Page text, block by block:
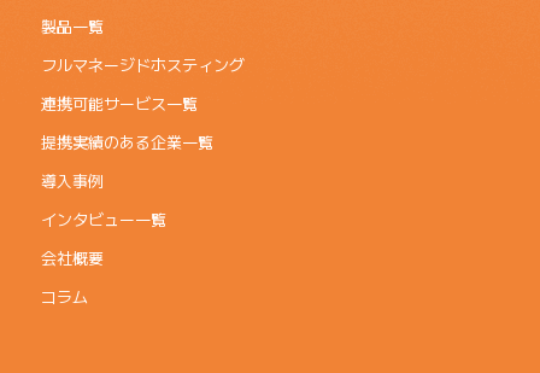
製品一覧
フルマネージドホスティング
連携可能サービス一覧
提携実績のある企業一覧
導入事例
インタビュー一覧
会社概要
コラム